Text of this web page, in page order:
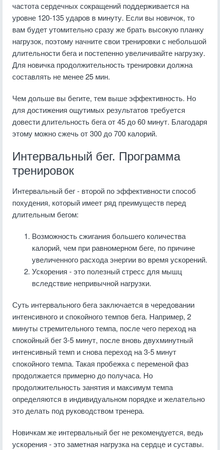
частота сердечных сокращений поддерживается на
уровне 120-135 ударов в минуту. Если вы новичок, то
вам будет утомительно сразу же брать высокую планку
нагрузок, поэтому начните свои тренировки с небольшой
длительности бега и постепенно увеличивайте нагрузку.
Для новичка продолжительность тренировки должна
составлять не менее 25 мин.
Чем дольше вы бегите, тем выше эффективность. Но
для достижения ощутимых результатов требуется
довести длительность бега от 45 до 60 минут. Благодаря
этому можно сжечь от 300 до 700 калорий.
Интервальный бег. Программа
тренировок
Интервальный бег - второй по эффективности способ
похудения, который имеет ряд преимуществ перед
длительным бегом:
Возможность сжигания большего количества
калорий, чем при равномерном беге, по причине
увеличенного расхода энергии во время ускорений.
Ускорения - это полезный стресс для мышц
вследствие непривычной нагрузки.
Суть интервального бега заключается в чередовании
интенсивного и спокойного темпов бега. Например, 2
минуты стремительного темпа, после чего переход на
спокойный бег 3-5 минут, после вновь двухминутный
интенсивный темп и снова переход на 3-5 минут
спокойного темпа. Такая пробежка с переменой фаз
продолжается примерно до получаса. Но
продолжительность занятия и максимум темпа
определяются в индивидуальном порядке и желательно
это делать под руководством тренера.
Новичкам же интервальный бег не рекомендуется, ведь
ускорения - это заметная нагрузка на сердце и суставы.